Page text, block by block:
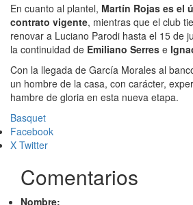
En cuanto al plantel, Martín Rojas es el
contrato vigente, mientras que el club
renovar a Luciano Parodi hasta el 15 de
la continuidad de Emiliano Serres e
Con la llegada de García Morales al
un hombre de la casa, con carácter,
hambre de gloria en esta nueva etapa.
Basquet
Facebook
X Twitter
Comentarios
Nombre: